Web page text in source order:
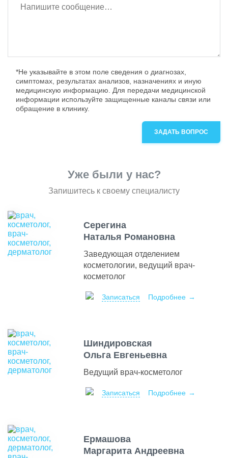
*Не указывайте в этом поле сведения о диагнозах,
симптомах, результатах анализов, назначениях и иную
медицинскую информацию. Для передачи медицинской
информации используйте защищенные каналы связи или
обращение в клинику.
ЗАДАТЬ ВОПРОС
Уже были у нас?
Запишитесь к своему специалисту
Серегина
Наталья Романовна
Заведующая отделением
косметологии, ведущий врач-
косметолог
Записаться Подробнее
Шиндировская
Ольга Евгеньевна
Ведущий врач-косметолог
Записаться Подробнее
Ермашова
Маргарита Андреевна